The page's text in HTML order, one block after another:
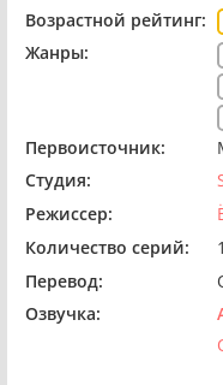
Возрастной рейтинг:
Жанры:
Первоисточник:
Студия:
Режиссер:
Количество серий:
Перевод:
Озвучка: